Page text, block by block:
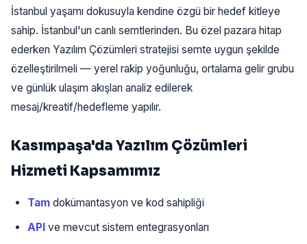
İstanbul yaşamı dokusuyla kendine özgü bir hedef kitleye
sahip. İstanbul'un canlı semtlerinden. Bu özel pazara hitap
ederken Yazılım Çözümleri stratejisi semte uygun şekilde
özelleştirilmeli — yerel rakip yoğunluğu, ortalama gelir grubu
ve günlük ulaşım akışları analiz edilerek
mesaj/kreatif/hedefleme yapılır.
Kasımpaşa'da Yazılım Çözümleri
Hizmeti Kapsamımız
Tam dokümantasyon ve kod sahipliği
API ve mevcut sistem entegrasyonları